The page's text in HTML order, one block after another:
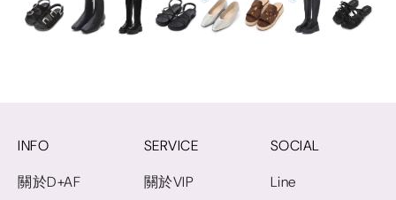
INFO
關於D+AF
SERVICE
關於VIP
SOCIAL
Line